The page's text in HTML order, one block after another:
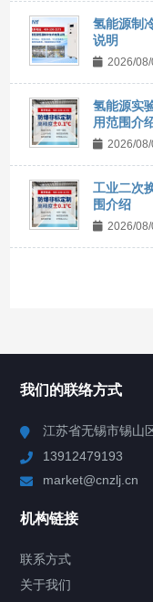
氢能源制
说明
2026/08/
氢能源实
用范围介
2026/08/
工业二次
围介绍
2026/08/
Chiller高精度制冷
TCU温度控制单元
我们的联络方式
江苏省无锡市锡山
13912479193
market@cnzlj.cn
机构链接
联系方式
关于我们